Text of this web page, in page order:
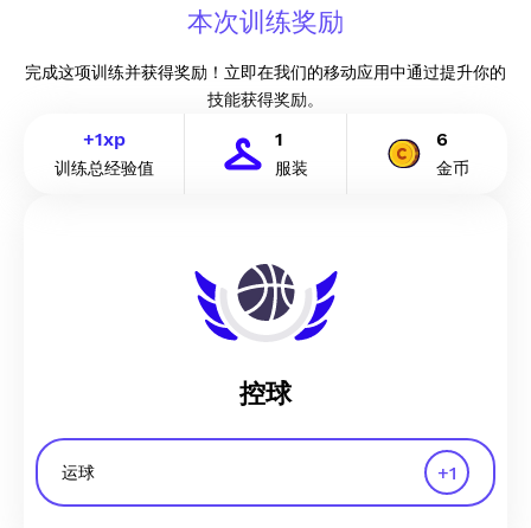
本次训练奖励
完成这项训练并获得奖励！立即在我们的移动应用中通过提升你的
技能获得奖励。
+1xp
训练总经验值
1
服装
6
金币
控球
运球 +1